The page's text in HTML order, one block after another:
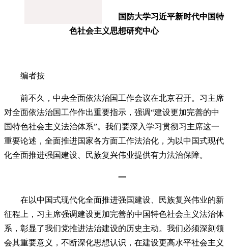
国防大学习近平新时代中国特
色社会主义思想研究中心
编者按
前不久，中央全面依法治国工作会议在北京召开。习主席
对全面依法治国工作作出重要指示，强调“建设更加完善的中
国特色社会主义法治体系”。我们要深入学习贯彻习主席这一
重要论述，全面推进国家各方面工作法治化，为以中国式现代
化全面推进强国建设、民族复兴伟业提供有力法治保障。
一
在以中国式现代化全面推进强国建设、民族复兴伟业的新
征程上，习主席强调建设更加完善的中国特色社会主义法治体
系，彰显了我们党推进法治建设的历史主动。我们必须深刻领
会其重要意义，不断深化思想认识，在建设更高水平社会主义